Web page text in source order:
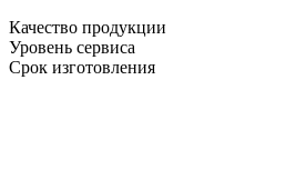
Качество продукции
Уровень сервиса
Срок изготовления